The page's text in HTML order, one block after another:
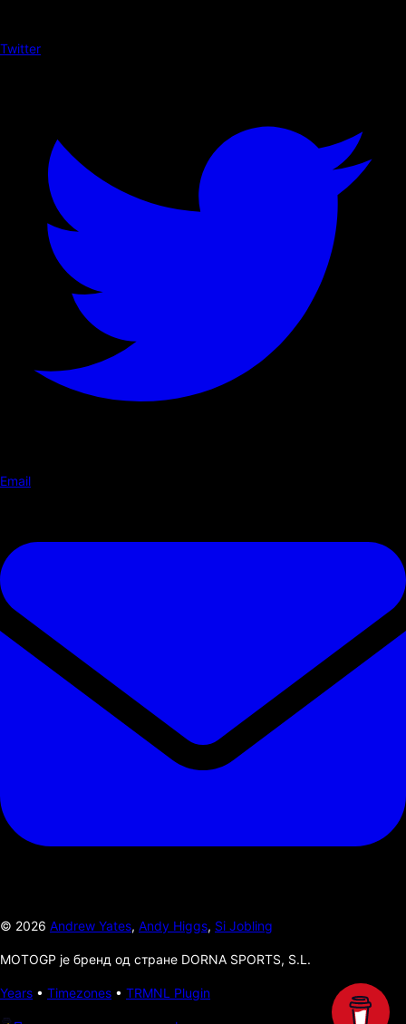
Twitter
Email
© 2026 Andrew Yates, Andy Higgs, Si Jobling
MOTOGP је бренд од стране DORNA SPORTS, S.L.
Years • Timezones • TRMNL Plugin